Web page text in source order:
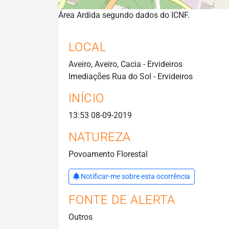
Área Ardida segundo dados do ICNF.
LOCAL
Aveiro, Aveiro, Cacia - Ervideiros
Imediações Rua do Sol - Ervideiros
INÍCIO
13:53 08-09-2019
NATUREZA
Povoamento Florestal
Notificar-me sobre esta ocorrência
FONTE DE ALERTA
Outros